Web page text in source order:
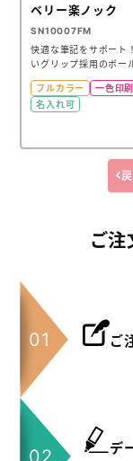
ベリー楽ノック
SN10007FM
快適な筆記をサポート
いグリップ採用のボー
フルカラー
一色印刷
名入れ可
ご
ご
デ